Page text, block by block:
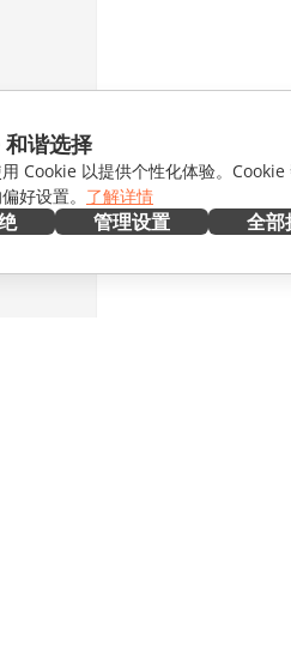
谐选择
Cookie 以提供个性化体验。
好设置。 了解详情
管理设置 全部